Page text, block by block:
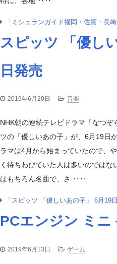
「ミシュランガイド福岡・佐賀・長
スピッツ 「優し
日発売
2019年6月20日 音楽
NHK朝の連続テレビドラマ「なつ
ツの「優しいあの子」が、6月19日
ラマは4月から始まっていたので、
く待ちわびていた人は多いのではな
はもちろん名曲で、さ ‥‥
「スピッツ 「優しいあの子」 6月19
PCエンジン ミニ
2019年6月13日 ゲーム